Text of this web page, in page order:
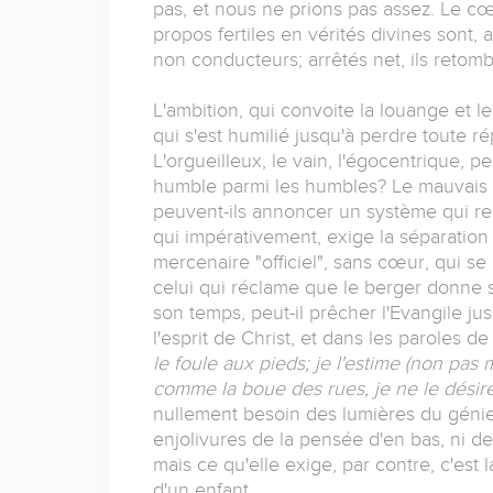
pas, et nous ne prions pas assez. Le
propos fertiles en vérités divines sont,
non conducteurs; arrêtés net, ils
L'ambition, qui convoite la louange et
qui s'est humilié jusqu'à perdre toute
L'orgueilleux, le vain, l'égocentrique,
humble parmi les humbles? Le
peuvent-ils annoncer un système qui
qui impérativement, exige la
mercenaire "officiel", sans cœur, qui
celui qui réclame que le berger donne
son temps, peut-il prêcher l'Evangile
l'esprit de Christ, et dans les paroles de
le foule aux pieds; je l'estime (non pas
comme la boue des rues, je ne le
nullement besoin des lumières du
enjolivures de la pensée d'en bas, ni
mais ce qu'elle exige, par contre, c'est